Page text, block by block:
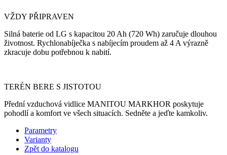
VŽDY PŘIPRAVEN
Silná baterie od LG s kapacitou 20 Ah (720 Wh) zaručuje dlouhou
životnost. Rychlonabíječka s nabíjecím proudem až 4 A výrazně
zkracuje dobu potřebnou k nabití.
TERÉN BERE S JISTOTOU
Přední vzduchová vidlice MANITOU MARKHOR poskytuje
pohodlí a komfort ve všech situacích. Sedněte a jeďte kamkoliv.
Parametry
Varianty
Zpět do katalogu